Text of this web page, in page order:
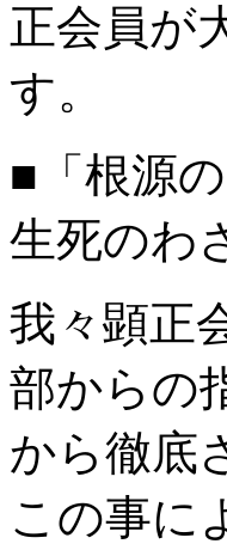
正会員が
す。
■「根源
生死のわ
我々顕正
部からの
から徹底
この事に